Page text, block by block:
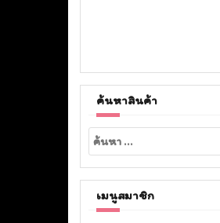
ค้นหาสินค้า
ค้นหา
สำหรับ:
เมนูสมาชิก